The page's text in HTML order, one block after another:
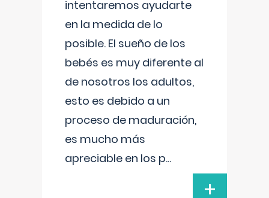
intentaremos ayudarte
en la medida de lo
posible. El sueño de los
bebés es muy diferente al
de nosotros los adultos,
esto es debido a un
proceso de maduración,
es mucho más
apreciable en los p...
+